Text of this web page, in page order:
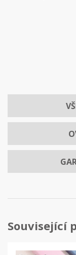
Související